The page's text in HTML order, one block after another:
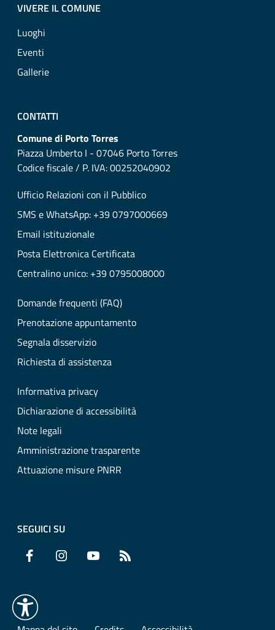
VIVERE IL COMUNE
Luoghi
Eventi
Gallerie
CONTATTI
Comune di Porto Torres
Piazza Umberto I - 07046 Porto Torres
Codice fiscale / P. IVA: 00252040902
Ufficio Relazioni con il Pubblico
SMS e WhatsApp: +39 0797000669
Email istituzionale
Posta Elettronica Certificata
Centralino unico: +39 0795008000
Domande frequenti (FAQ)
Prenotazione appuntamento
Segnala disservizio
Richiesta di assistenza
Informativa privacy
Dichiarazione di accessibilità
Note legali
Amministrazione trasparente
Attuazione misure PNRR
SEGUICI SU
Facebook Instagram YouTube